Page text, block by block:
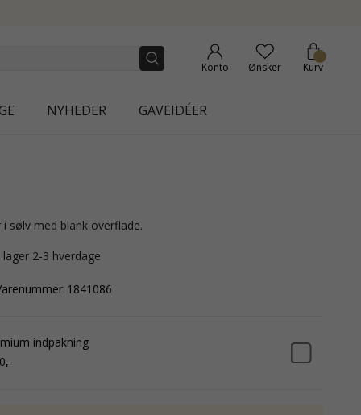
Konto Ønsker Kurv
NYHEDER GAVEIDÉER
i sølv med blank overflade.
2-3 hverdage
1841086
indpakning